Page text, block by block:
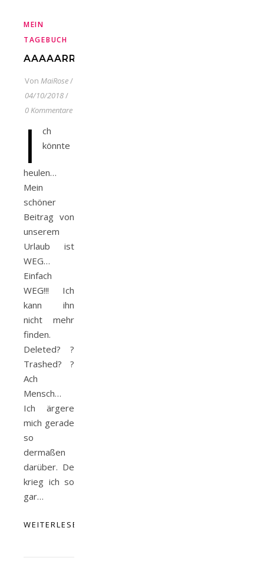
MEIN
TAGEBUCH
AAAAARRRRRGGGGGG…..
Von MaiRose/
04/10/2018/
0 Kommentare
I
ch
könnte
heulen…
Mein
schöner
Beitrag von
unserem
Urlaub ist
WEG…
Einfach
WEG!!! Ich
kann ihn
nicht mehr
finden.
Deleted? ?
Trashed? ?
Ach
Mensch…
Ich ärgere
mich gerade
so
dermaßen
darüber. De
krieg ich so
gar…
WEITERLESEN